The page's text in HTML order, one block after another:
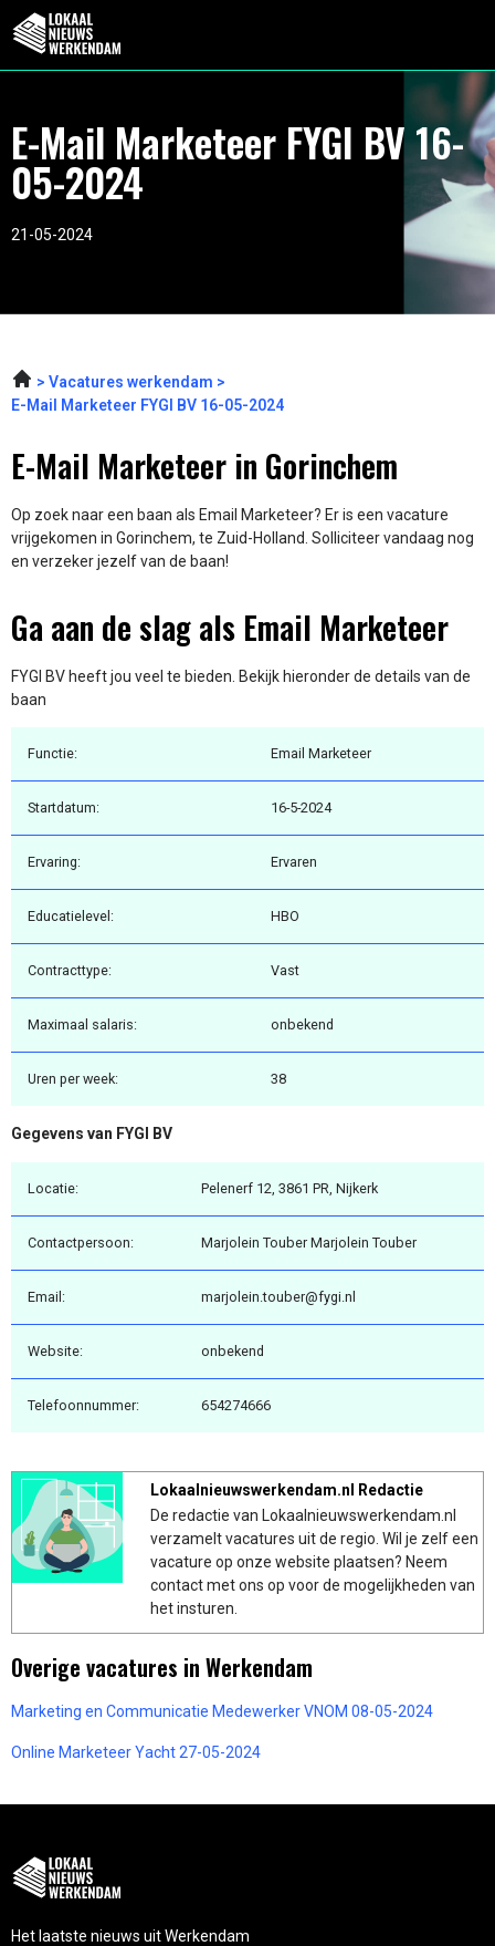
E-Mail Marketeer FYGI BV 16-
05-2024
21-05-2024
Vacatures werkendam
E-Mail Marketeer FYGI BV 16-05-2024
E-Mail Marketeer in Gorinchem
Op zoek naar een baan als Email Marketeer? Er is een vacature
vrijgekomen in Gorinchem, te Zuid-Holland. Solliciteer vandaag nog
en verzeker jezelf van de baan!
Ga aan de slag als Email Marketeer
FYGI BV heeft jou veel te bieden. Bekijk hieronder de details van de
baan
Functie: Email Marketeer
Startdatum: 16-5-2024
Ervaring: Ervaren
Educatielevel: HBO
Contracttype: Vast
Maximaal salaris: onbekend
Uren per week: 38
Gegevens van FYGI BV
Locatie: Pelenerf 12, 3861 PR, Nijkerk
Contactpersoon: Marjolein Touber Marjolein Touber
Email: marjolein.touber@fygi.nl
Website: onbekend
Telefoonnummer: 654274666
Lokaalnieuwswerkendam.nl Redactie
De redactie van Lokaalnieuwswerkendam.nl
verzamelt vacatures uit de regio. Wil je zelf een
vacature op onze website plaatsen? Neem
contact met ons op voor de mogelijkheden van
het insturen.
Overige vacatures in Werkendam
Marketing en Communicatie Medewerker VNOM 08-05-2024
Online Marketeer Yacht 27-05-2024
Het laatste nieuws uit Werkendam